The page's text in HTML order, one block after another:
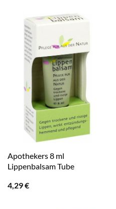
Apothekers 8 ml
Lippenbalsam Tube
4,29€